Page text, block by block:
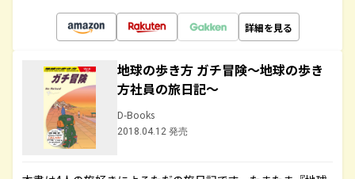
詳細を見る
地球の歩き方 ガチ冒険～地球の歩き
方社員の旅日記～
D-Books
2018.04.12 発売